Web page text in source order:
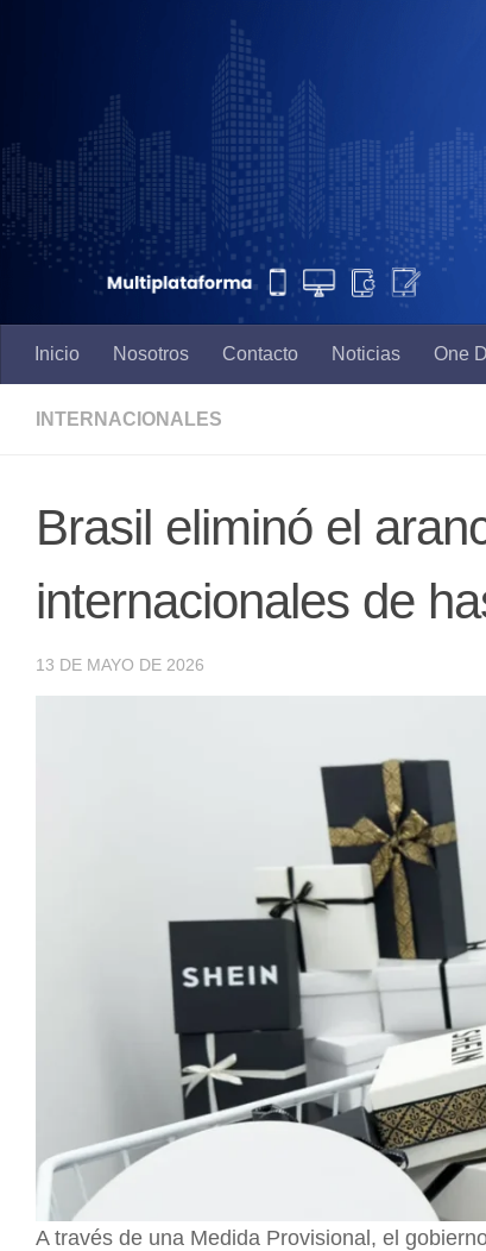
Inicio Nosotros Contacto Noticias One
INTERNACIONALES
Brasil eliminó el
internacionales de
13 DE MAYO DE 2026
A través de una Medida Provisional, el